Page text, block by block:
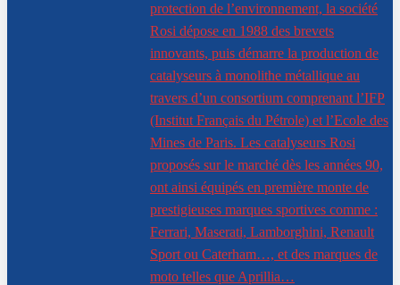
protection de l’environnement, la société
Rosi dépose en 1988 des brevets
innovants, puis démarre la production de
catalyseurs à monolithe métallique au
travers d’un consortium comprenant l’IFP
(Institut Français du Pétrole) et l’Ecole des
Mines de Paris. Les catalyseurs Rosi
proposés sur le marché dès les années 90,
ont ainsi équipés en première monte de
prestigieuses marques sportives comme :
Ferrari, Maserati, Lamborghini, Renault
Sport ou Caterham…, et des marques de
moto telles que Aprillia…